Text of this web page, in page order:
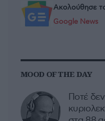
Ακολούθησε
Google News
MOOD OF THE DAY
Ποτέ